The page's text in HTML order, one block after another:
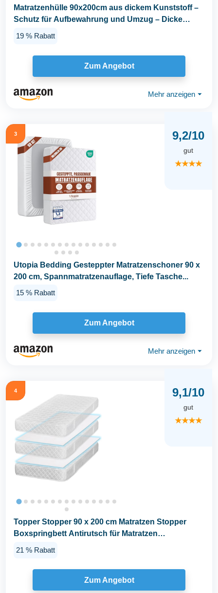
Matratzenhülle 90x200cm aus dickem Kunststoff –
Schutz für Aufbewahrung und Umzug – Dicke
19 % Rabatt
Zum Angebot
Mehr anzeigen ⏷
3 9,2/10
gut
★★★★
Utopia Bedding Gesteppter Matratzenschoner 90 x
200 cm, Spannmatratzenauflage, Tiefe Tasche...
15 % Rabatt
Zum Angebot
Mehr anzeigen ⏷
4 9,1/10
gut
★★★★
Topper Stopper 90 x 200 cm Matratzen Stopper
Boxspringbett Antirutsch für Matratzen
21 % Rabatt
Zum Angebot